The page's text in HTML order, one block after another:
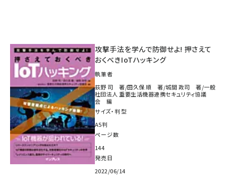
攻撃手法を学んで防御せよ! 押さえて
おくべきIoTハッキング
執筆者
荻野 司 著/田久保 順 著/城間 政司 著/一般
社団法人 重要生活機器連携セキュリティ協議
会 編
サイズ・判型
A5判
ページ数
144
発売日
2022/06/14